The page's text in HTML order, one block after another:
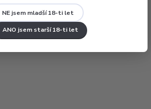
NE jsem mladší 18-ti let
ANO jsem starší 18-ti let